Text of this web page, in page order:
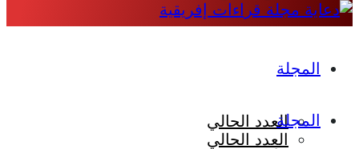
المجلة
العدد الحاليالمجلة
العدد الحالي